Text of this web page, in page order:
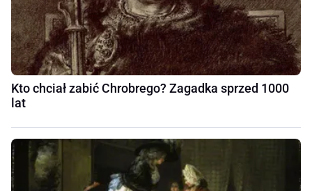
Kto chciał zabić Chrobrego? Zagadka sprzed 1000
lat